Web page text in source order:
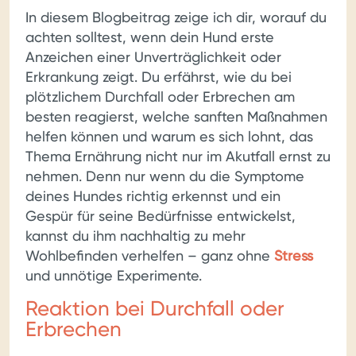
In diesem Blogbeitrag zeige ich dir, worauf du
achten solltest, wenn dein Hund erste
Anzeichen einer Unverträglichkeit oder
Erkrankung zeigt. Du erfährst, wie du bei
plötzlichem Durchfall oder Erbrechen am
besten reagierst, welche sanften Maßnahmen
helfen können und warum es sich lohnt, das
Thema Ernährung nicht nur im Akutfall ernst zu
nehmen. Denn nur wenn du die Symptome
deines Hundes richtig erkennst und ein
Gespür für seine Bedürfnisse entwickelst,
kannst du ihm nachhaltig zu mehr
Wohlbefinden verhelfen – ganz ohne Stress
und unnötige Experimente.
Reaktion bei Durchfall oder
Erbrechen